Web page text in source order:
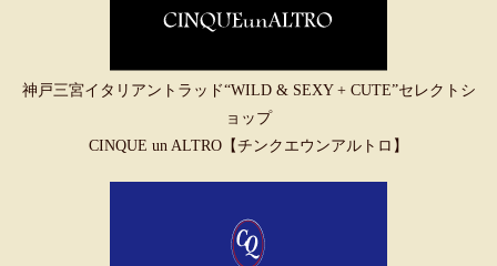
神戸三宮イタリアントラッド“WILD & SEXY + CUTE”セレクトシ
ョップ
CINQUE un ALTRO【チンクエウンアルトロ】